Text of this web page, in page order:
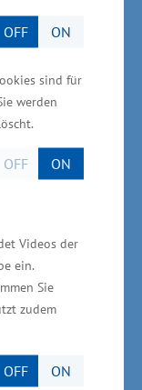
OFF ON
sind für
werden
OFF ON
Videos der
ein.
Sie
zudem
OFF ON
sich als
im
auf dem
suchen
und
Reinhard
Zahl der
gestiegen.